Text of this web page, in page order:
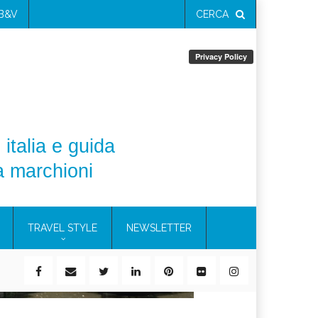
CERCA
italia e guida
marchioni
TRAVEL STYLE NEWSLETTER